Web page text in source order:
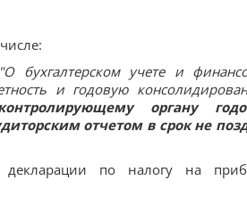
бухгалтерском учете и
и годовую
органу
отчетом в срок не
декларации по налогу на